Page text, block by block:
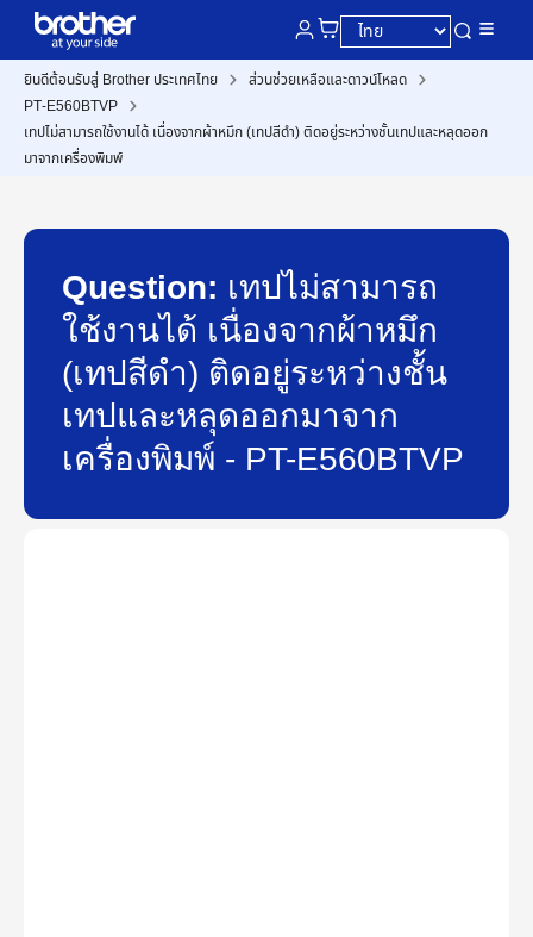
ยินดีต้อนรับสู่ Brother ประเทศไทย
ส่วนช่วยเหลือและดาวน์โหลด
PT-E560BTVP
เทปไม่สามารถใช้งานได้ เนื่องจากผ้าหมึก (เทปสีดำ) ติดอยู่ระหว่างชั้นเทปและหลุดออก
มาจากเครื่องพิมพ์
Question: เทปไม่สามารถ
ใช้งานได้ เนื่องจากผ้าหมึก
(เทปสีดำ) ติดอยู่ระหว่างชั้น
เทปและหลุดออกมาจาก
เครื่องพิมพ์ - PT-E560BTVP